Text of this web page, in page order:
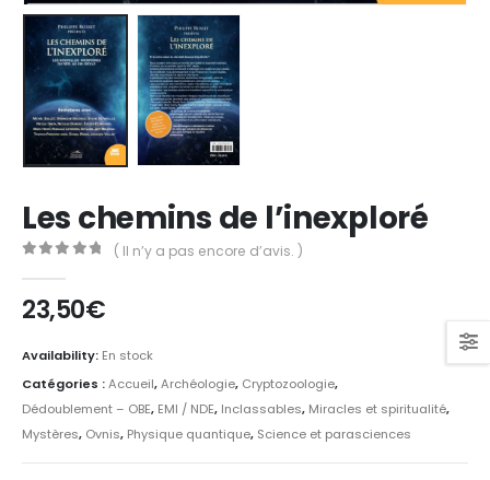
Les chemins de l’inexploré
( Il n’y a pas encore d’avis. )
23,50€
Availability: En stock
Catégories :Accueil,Archéologie, Cryptozoologie,
Dédoublement – OBE, EMI / NDE, Inclassables, Miracles et spiritualité,
Mystères, Ovnis, Physique quantique, Science et parasciences